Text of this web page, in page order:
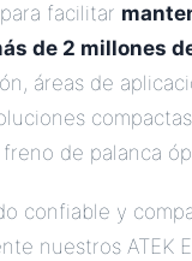
facilitar
de 2 millones
áreas de
de palanca
confiable y
nuestros ATEK